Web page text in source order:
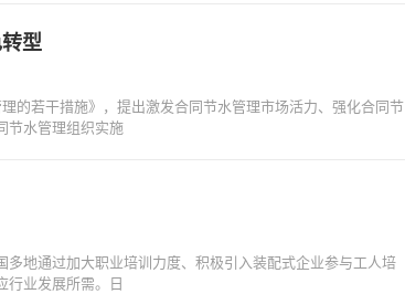
型
的若干措施》，提出激发合同节水管理市场活力、强化合同节
节水管理组织实施
地通过加大职业培训力度、积极引入装配式企业参与工人培
行业发展所需。日